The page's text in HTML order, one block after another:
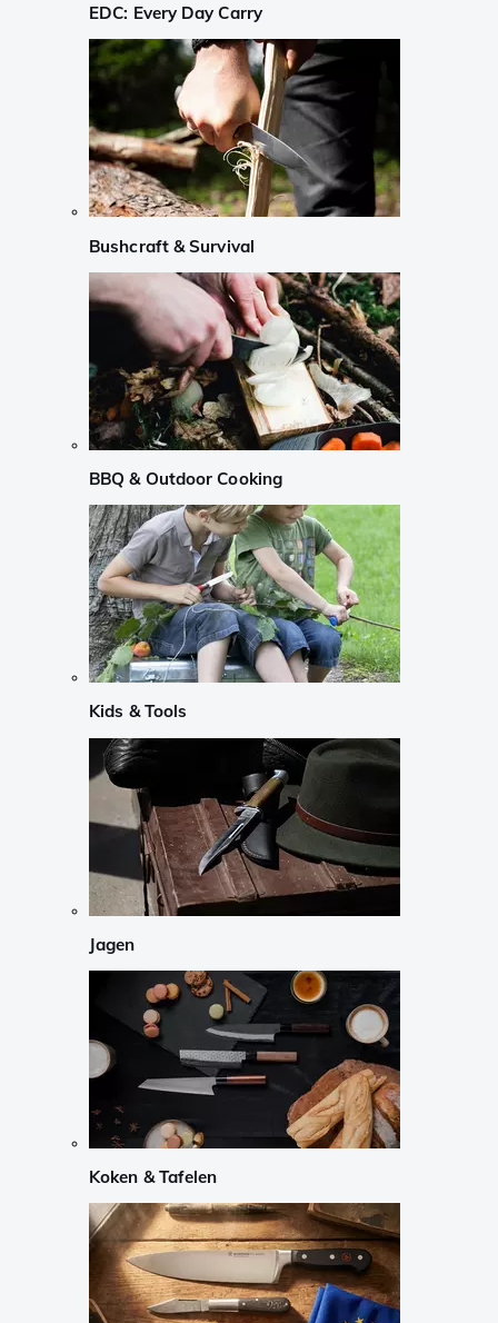
EDC: Every Day Carry
Bushcraft & Survival
BBQ & Outdoor Cooking
Kids & Tools
Jagen
Koken & Tafelen